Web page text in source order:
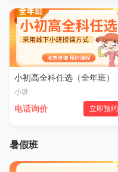
小初高全科任选（全年班）
小班
电话询价 立即预约
暑假班